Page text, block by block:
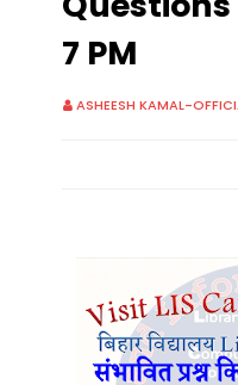
7 PM
ASHEESH KAMAL-